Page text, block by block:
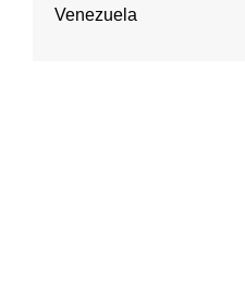
Venezuela